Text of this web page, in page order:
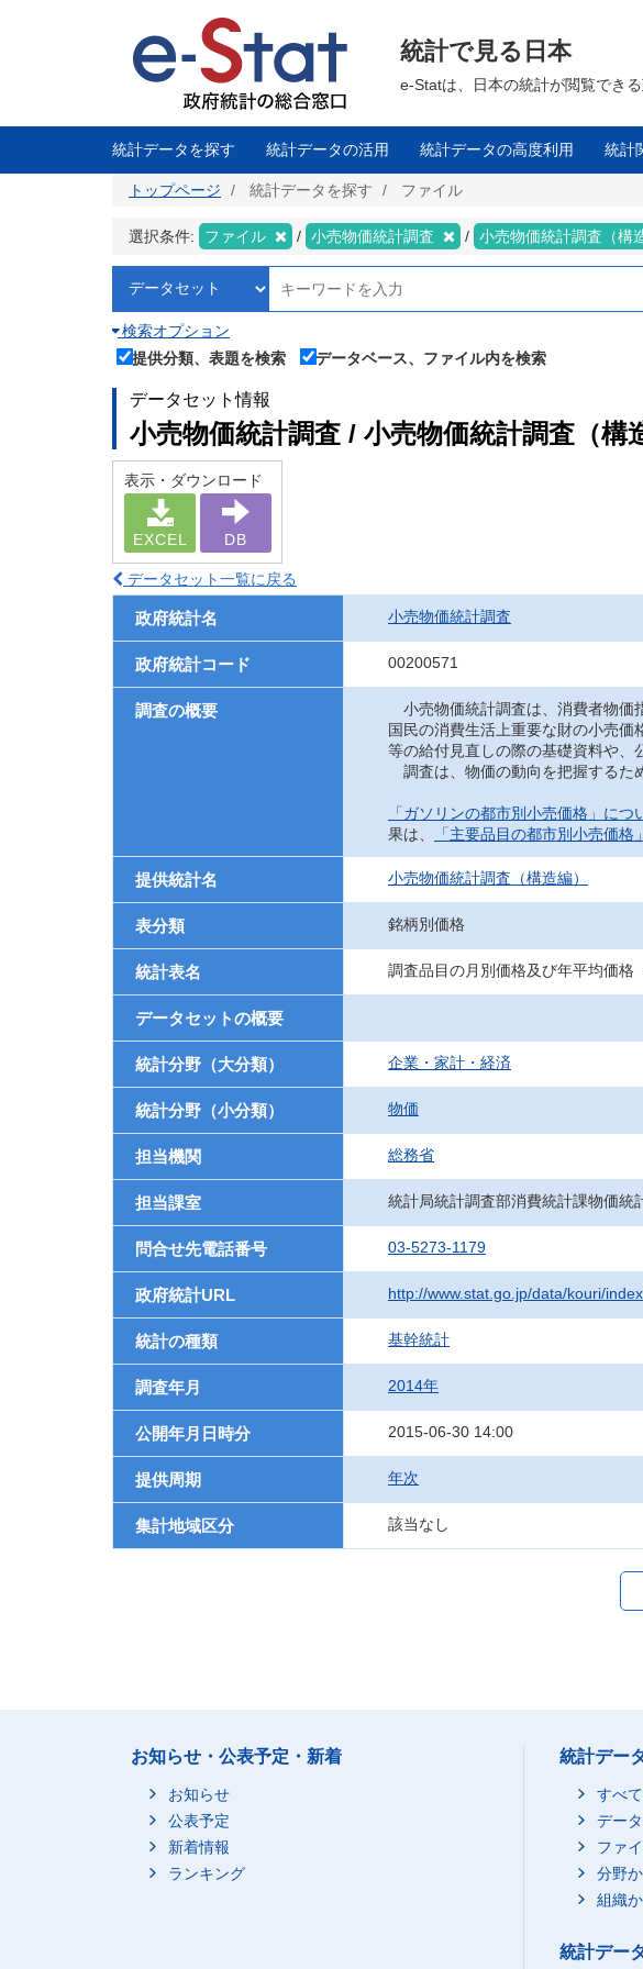
に
統計で見る日本
e-Statは、日本の統計が閲覧でき
統計データを探す 統計データの活用 統計データの高度利用 統計
トップページ 統計データを探す ファイル
選択条件: ファイル 小売物価統計調査 小売物価統計調査（構
検索オプション
提供分類、表題を検索
データベース、ファイル内を検索
データセット情報
小売物価統計調査 / 小売物価統計調査（構
表示・ダウンロード
EXCEL DB
データセット一覧に戻る
政府統計名 小売物価統計調査
政府統計コード 00200571
調査の概要
小売物価統計調査は、消費者物価
国民の消費生活上重要な財の小売
等の給付見直しの際の基礎資料や、
調査は、物価の動向を把握するた
「ガソリンの都市別小売価格」に
果は、
「主要品目の都市別小売価格」
提供統計名 小売物価統計調査（構造編）
表分類 銘柄別価格
統計表名 調査品目の月別価格及び年平均価格
データセットの概要
統計分野（大分類） 企業・家計・経済
統計分野（小分類） 物価
担当機関 総務省
担当課室 統計局統計調査部消費統計課物価統
問合せ先電話番号 03-5273-1179
政府統計URL http://www.stat.go.jp/data/kouri/
統計の種類 基幹統計
調査年月 2014年
公開年月日時分 2015-06-30 14:00
提供周期 年次
集計地域区分 該当なし
お知らせ・公表予定・新着
お知らせ
公表予定
新着情報
ランキング
統計デー
すべ
デー
ファ
分野
組織
統計デー